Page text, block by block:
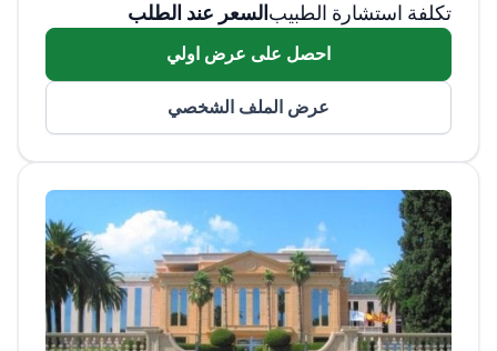
تكلفة استشارة الطبيب السعر عند الطلب
احصل على عرض اولي
عرض الملف الشخصي